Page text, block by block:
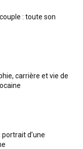
: toute son
carrière et vie de
d’une